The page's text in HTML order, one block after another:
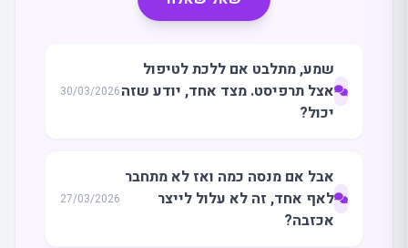
מצאו לי עסק
שמע, מתלבט אם ללכת לטיפול
אצל תרפיסט. מצד אחד, יודע שזה
יכול?
30/03/2026
אבל אם מנסה כמה ואז לא מתחבר
לאף אחד, זה לא עלול לייצר
אכזבה?
27/03/2026